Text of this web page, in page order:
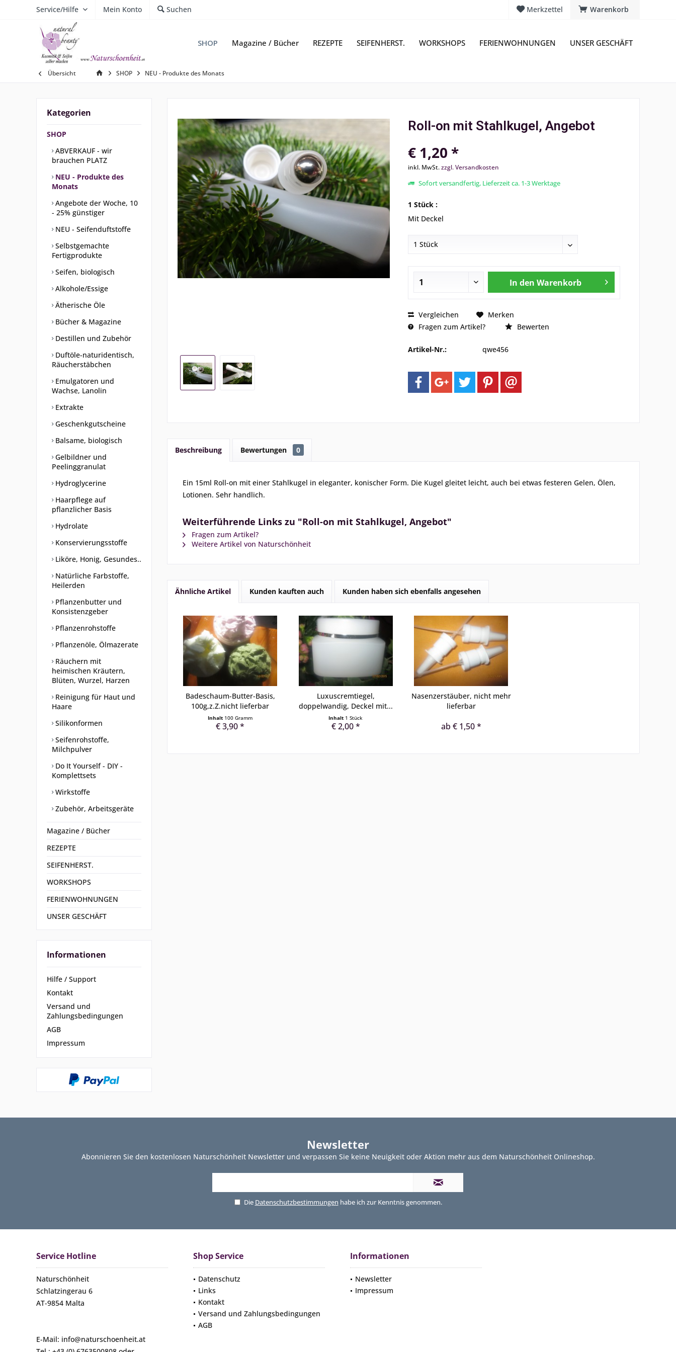
Warenkorb
Merkzettel
Service/Hilfe Mein Konto Suchen
SHOP Magazine / Bücher REZEPTE SEIFENHERST. WORKSHOPS FERIENWOHNUNGEN UNSER GESCHÄFT
Übersicht SHOP NEU - Produkte des Monats
Kategorien
SHOP
ABVERKAUF - wir
brauchen PLATZ
NEU - Produkte des
Monats
Angebote der Woche, 10
- 25% günstiger
NEU - Seifenduftstoffe
Selbstgemachte
Fertigprodukte
Seifen, biologisch
Alkohole/Essige
Ätherische Öle
Bücher & Magazine
Destillen und Zubehör
Duftöle-naturidentisch,
Räucherstäbchen
Emulgatoren und
Wachse, Lanolin
Extrakte
Geschenkgutscheine
Balsame, biologisch
Gelbildner und
Peelinggranulat
Hydroglycerine
Haarpflege auf
pflanzlicher Basis
Hydrolate
Konservierungsstoffe
Liköre, Honig, Gesundes..
Natürliche Farbstoffe,
Heilerden
Pflanzenbutter und
Konsistenzgeber
Pflanzenrohstoffe
Pflanzenöle, Ölmazerate
Räuchern mit
heimischen Kräutern,
Blüten, Wurzel, Harzen
Reinigung für Haut und
Haare
Silikonformen
Seifenrohstoffe,
Milchpulver
Do It Yourself - DIY -
Komplettsets
Wirkstoffe
Zubehör, Arbeitsgeräte
Magazine / Bücher
REZEPTE
SEIFENHERST.
WORKSHOPS
FERIENWOHNUNGEN
UNSER GESCHÄFT
Informationen
Hilfe / Support
Kontakt
Versand und
Zahlungsbedingungen
AGB
Impressum
Roll-on mit Stahlkugel, Angebot
€ 1,20 *
inkl. MwSt.zzgl. Versandkosten
Sofort versandfertig, Lieferzeit ca. 1-3 Werktage
1 Stück :
Mit Deckel
In den Warenkorb
Vergleichen
Merken
Fragen zum Artikel?
Bewerten
Artikel-Nr.: qwe456
Beschreibung Bewertungen 0
Ein 15ml Roll-on mit einer Stahlkugel in eleganter, konischer Form. Die Kugel gleitet leicht, auch bei etwas festeren Gelen, Ölen,
Lotionen. Sehr handlich.
Weiterführende Links zu "Roll-on mit Stahlkugel, Angebot"
Fragen zum Artikel?
Weitere Artikel von Naturschönheit
Ähnliche Artikel Kunden kauften auch Kunden haben sich ebenfalls angesehen
Badeschaum-Butter-Basis,
100g,z.Z.nicht lieferbar
Inhalt 100 Gramm
€ 3,90 *
Luxuscremtiegel,
doppelwandig, Deckel mit...
Inhalt 1 Stück
€ 2,00 *
Nasenzerstäuber, nicht mehr
lieferbar
ab € 1,50 *
Newsletter
Abonnieren Sie den kostenlosen Naturschönheit Newsletter und verpassen Sie keine Neuigkeit oder Aktion mehr aus dem Naturschönheit Onlineshop.
Die Datenschutzbestimmungen habe ich zur Kenntnis genommen.
Service Hotline
Naturschönheit
Schlatzingerau 6
AT-9854 Malta
E-Mail: info@naturschoenheit.at
Shop Service
Datenschutz
Links
Kontakt
Versand und Zahlungsbedingungen
AGB
Informationen
Newsletter
Impressum